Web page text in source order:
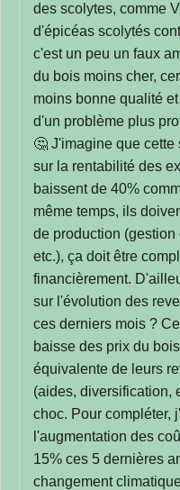
des scolytes, comme
d'épicéas scolytés
c'est un peu un faux
du bois moins cher,
moins bonne qualité
d'un problème plus
🤔 J'imagine que
sur la rentabilité des
baissent de 40%
même temps, ils
de production
etc.), ça doit être
financièrement.
sur l'évolution des
ces derniers mois ?
baisse des prix du
équivalente de leurs
(aides, diversification,
choc. Pour compléter,
l'augmentation des
15% ces 5 dernières
changement